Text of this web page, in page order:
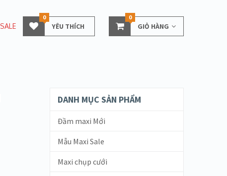
SALE YÊU THÍCH
0
GIỎ HÀNG
0
DANH MỤC SẢN PHẨM
Đầm maxi Mới
Mẫu Maxi Sale
Maxi chụp cưới